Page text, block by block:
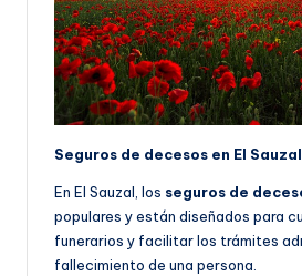
Seguros de decesos en El Sauzal
En El Sauzal, los seguros de
populares y están diseñados para
funerarios y facilitar los trámites
fallecimiento de una persona.